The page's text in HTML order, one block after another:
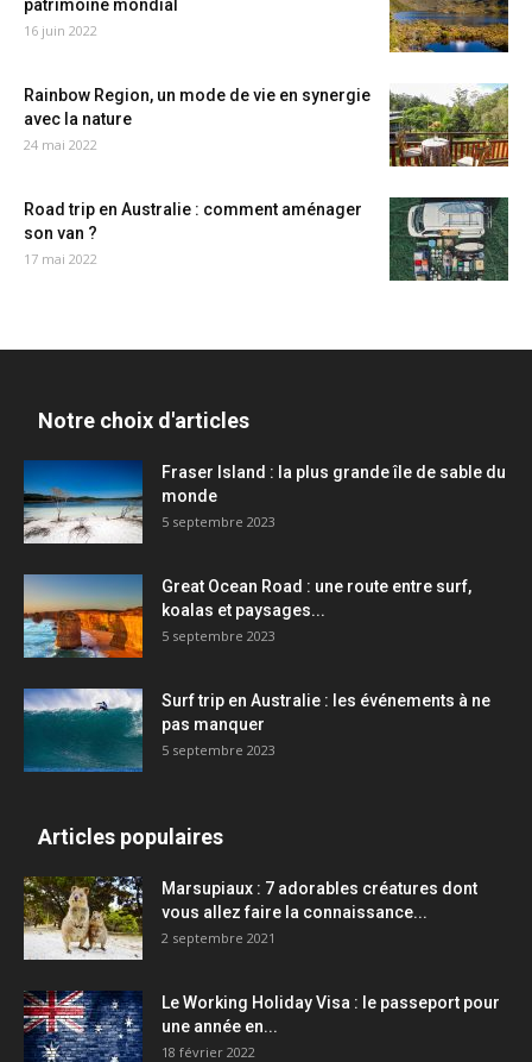
patrimoine mondial
16 juin 2022
Rainbow Region, un mode de vie en synergie
avec la nature
24 mai 2022
Road trip en Australie : comment aménager
son van ?
17 mai 2022
Notre choix d'articles
Fraser Island : la plus grande île de sable du
monde
5 septembre 2023
Great Ocean Road : une route entre surf,
koalas et paysages...
5 septembre 2023
Surf trip en Australie : les événements à ne
pas manquer
5 septembre 2023
Articles populaires
Marsupiaux : 7 adorables créatures dont
vous allez faire la connaissance...
2 septembre 2021
Le Working Holiday Visa : le passeport pour
une année en...
18 février 2022